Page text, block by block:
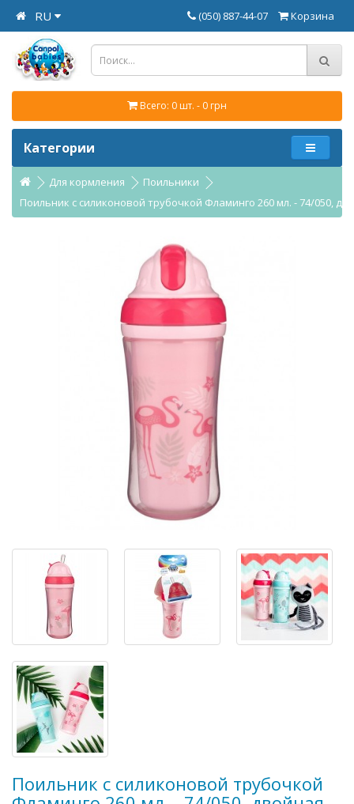
RU Корзина
(050) 887-44-07
Всего: 0 шт. - 0 грн
Категории
Для кормления
Поильники
Поильник с силиконовой трубочкой Фламинго 260 мл. - 74/050,
Поильник с силиконовой трубочкой